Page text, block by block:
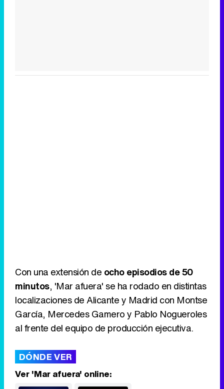
Con una extensión de ocho episodios de 50
minutos, 'Mar afuera' se ha rodado en distintas
localizaciones de Alicante y Madrid con Montse
García, Mercedes Gamero y Pablo Nogueroles
al frente del equipo de producción ejecutiva.
DÓNDE VER
Ver 'Mar afuera' online: